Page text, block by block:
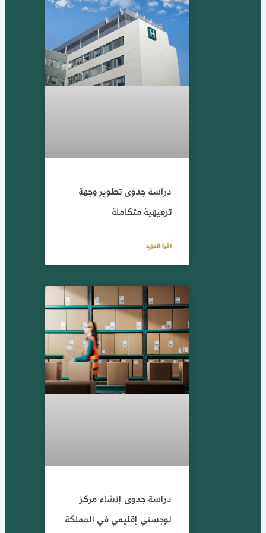
دراسة جدوى تطوير وجهة
ترفيهية متكاملة
اقرا المزيد
دراسة جدوى إنشاء مركز
لوجستي إقليمي في المملكة